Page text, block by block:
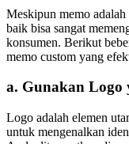
Meskipun memo adalah
baik bisa sangat
konsumen. Berikut
memo custom yang
a. Gunakan Logo
Logo adalah elemen
untuk mengenalkan